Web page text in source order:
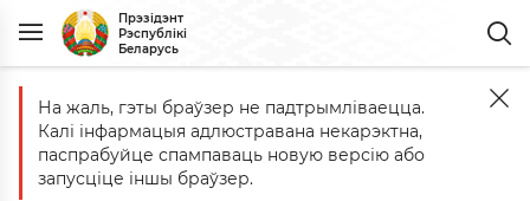
Прэзідэнт
Рэспублікі
Беларусь
Галоўная Падзеі Аляксандр Лукашэнка выказаў спачуванні
Аляксандр Лукашэнка выказаў
спачуванні Прэзідэнту Алжырскай
На жаль, гэты браўзер не падтрымліваецца.
Калі інфармацыя адлюстравана некарэктна,
паспрабуйце спампаваць новую версію або
запусціце іншы браўзер.